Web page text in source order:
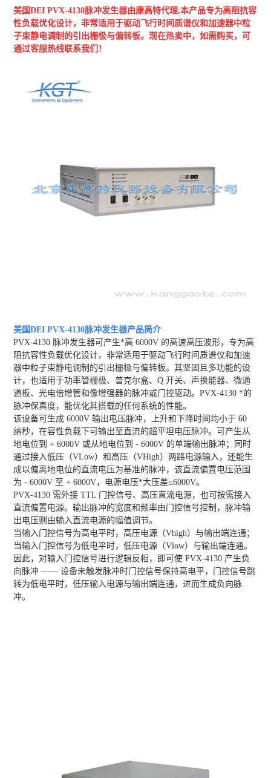
美国DEIPVX-4130脉冲发生器由康高特代理,本产品专为高阻抗容
性负载优化设计，非常适用于驱动飞行时间质谱仪和加速器中粒
子束静电调制的引出栅极与偏转板。现在热卖中，如需购买，可
通过客服热线联系我们！
美国DEI PVX-4130脉冲发生器产品简介
PVX-4130 脉冲发生器可产生*高 6000V 的高速高压波形，专为高
阻抗容性负载优化设计，非常适用于驱动飞行时间质谱仪和加速
器中粒子束静电调制的引出栅极与偏转板。其坚固且多功能的设
计，也适用于功率管栅极、普克尔盒、Q 开关、声换能器、微通
道板、光电倍增管和像增强器的脉冲或门控驱动。PVX-4130 *的
脉冲保真度，能优化其搭载的任何系统的性能。
该设备可生成 6000V 输出电压脉冲，上升和下降时间均小于 60
纳秒，在容性负载下可输出至直流的超平坦电压脉冲。可产生从
地电位到 + 6000V 或从地电位到 - 6000V 的单端输出脉冲；同时
通过接入低压（VLow）和高压（VHigh）两路电源输入，还能生
成以偏离地电位的直流电压为基准的脉冲，该直流偏置电压范围
为 - 6000V 至 + 6000V，电源电压*大压差≤6000V。
PVX-4130 需外接 TTL 门控信号、高压直流电源，也可按需接入
直流偏置电源。输出脉冲的宽度和频率由门控信号控制，脉冲输
出电压则由输入直流电源的幅值调节。
当输入门控信号为高电平时，高压电源（Vhigh）与输出端连通；
当输入门控信号为低电平时，低压电源（Vlow）与输出端连通。
因此，对输入门控信号进行逻辑反相，即可使 PVX-4130 产生负
向脉冲 —— 设备未触发脉冲时门控信号保持高电平，门控信号跳
转为低电平时，低压输入电源与输出端连通，进而生成负向脉
冲。